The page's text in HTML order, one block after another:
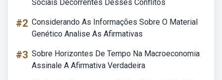
Sociais Decorrentes Desses Conflitos
#2 Considerando As Informações Sobre O Material
Genético Analise As Afirmativas
#3 Sobre Horizontes De Tempo Na Macroeconomia
Assinale A Afirmativa Verdadeira